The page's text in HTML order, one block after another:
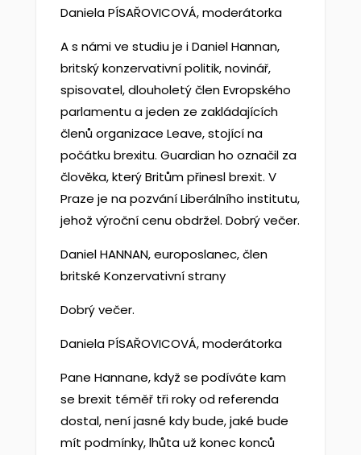
Daniela PÍSAŘOVICOVÁ, moderátorka
A s námi ve studiu je i Daniel Hannan,
britský konzervativní politik, novinář,
spisovatel, dlouholetý člen Evropského
parlamentu a jeden ze zakládajících
členů organizace Leave, stojící na
počátku brexitu. Guardian ho označil za
člověka, který Britům přinesl brexit. V
Praze je na pozvání Liberálního institutu,
jehož výroční cenu obdržel. Dobrý večer.
Daniel HANNAN, europoslanec, člen
britské Konzervativní strany
Dobrý večer.
Daniela PÍSAŘOVICOVÁ, moderátorka
Pane Hannane, když se podíváte kam
se brexit téměř tři roky od referenda
dostal, není jasné kdy bude, jaké bude
mít podmínky, lhůta už konec konců